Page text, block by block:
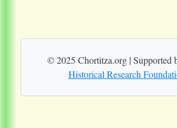
© 2025 Chortitza.org | Supported
Historical Research